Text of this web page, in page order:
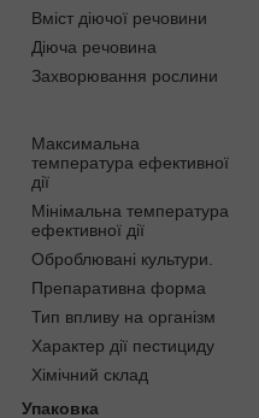
Вміст діючої речовини
Діюча речовина
Захворювання рослини
Максимальна
температура ефективної
дії
Мінімальна температура
ефективної дії
Оброблювані культури.
Препаративна форма
Тип впливу на організм
Характер дії пестициду
Хімічний склад
Упаковка